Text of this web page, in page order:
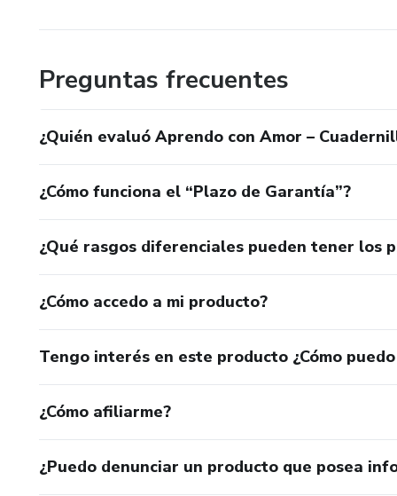
Preguntas frecuentes
¿Quién evaluó Aprendo con Amor –
¿Cómo funciona el “Plazo de Garantía”?
¿Qué rasgos diferenciales pueden tener los
¿Cómo accedo a mi producto?
Tengo interés en este producto ¿Cómo
¿Cómo afiliarme?
¿Puedo denunciar un producto que posea